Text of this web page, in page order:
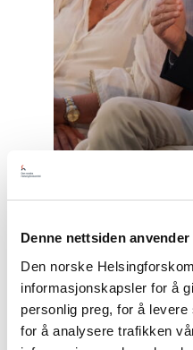
Denne nettsiden
Den norske
informasjonskapsler for å
personlig preg, for å
for å analysere trafikken
Arendalsuka